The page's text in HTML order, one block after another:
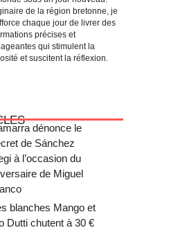
de la région bretonne, je
chaque jour de livrer des
précises et
qui stimulent la
et suscitent la réflexion.
dénonce le
de Sánchez
à l’occasion du
de Miguel
blanches Mango et
Dutti chutent à 30 €